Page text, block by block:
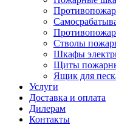
Стволы
Шкафы
Щиты
Ящик для
Услуги
Доставка и оплата
Дилерам
Контакты